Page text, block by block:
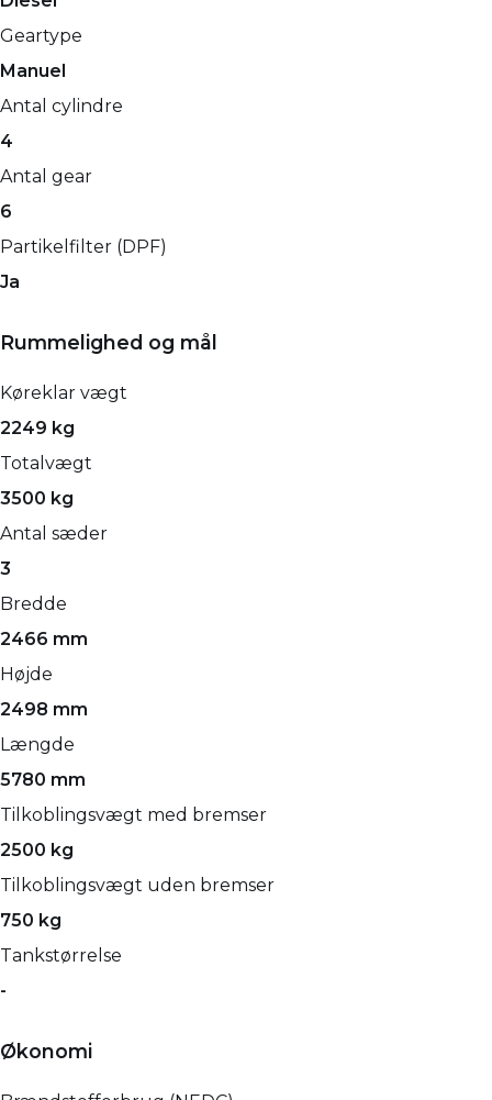
Geartype
Manuel
Antal cylindre
4
Antal gear
6
Partikelfilter (DPF)
Ja
Rummelighed og mål
Køreklar vægt
2249 kg
Totalvægt
3500 kg
Antal sæder
3
Bredde
2466 mm
Højde
2498 mm
Længde
5780 mm
Tilkoblingsvægt med bremser
2500 kg
Tilkoblingsvægt uden bremser
750 kg
Tankstørrelse
-
Økonomi